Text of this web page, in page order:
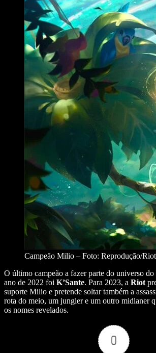
Campeão Milio – Foto: Reprodução/Riot
O último campeão a fazer parte do universo do
ano de 2022 foi K’Sante. Para 2023, a Riot
suporte Milio e pretende soltar também a
rota do meio, um jungler e um outro midlaner
os nomes revelados.
0